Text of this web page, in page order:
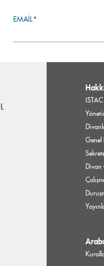
EMAIL*
Genel
Divan